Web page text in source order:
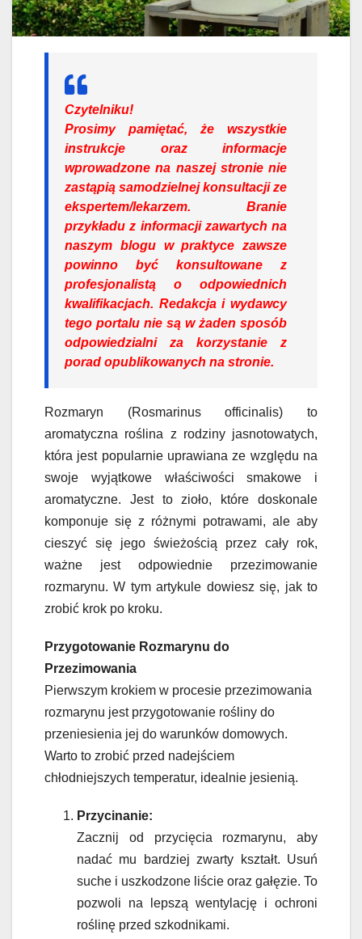
Czytelniku!
Prosimy pamiętać, że wszystkie
instrukcje oraz informacje
wprowadzone na naszej stronie nie
zastąpią samodzielnej konsultacji ze
ekspertem/lekarzem. Branie
przykładu z informacji zawartych na
naszym blogu w praktyce zawsze
powinno być konsultowane z
profesjonalistą o odpowiednich
kwalifikacjach. Redakcja i wydawcy
tego portalu nie są w żaden sposób
odpowiedzialni za korzystanie z
porad opublikowanych na stronie.
Rozmaryn (Rosmarinus officinalis) to
aromatyczna roślina z rodziny jasnotowatych,
która jest popularnie uprawiana ze względu na
swoje wyjątkowe właściwości smakowe i
aromatyczne. Jest to zioło, które doskonale
komponuje się z różnymi potrawami, ale aby
cieszyć się jego świeżością przez cały rok,
ważne jest odpowiednie przezimowanie
rozmarynu. W tym artykule dowiesz się, jak to
zrobić krok po kroku.
Przygotowanie Rozmarynu do
Przezimowania
Pierwszym krokiem w procesie przezimowania
rozmarynu jest przygotowanie rośliny do
przeniesienia jej do warunków domowych.
Warto to zrobić przed nadejściem
chłodniejszych temperatur, idealnie jesienią.
Przycinanie:
Zacznij od przycięcia rozmarynu, aby
nadać mu bardziej zwarty kształt. Usuń
suche i uszkodzone liście oraz gałęzie. To
pozwoli na lepszą wentylację i ochroni
roślinę przed szkodnikami.